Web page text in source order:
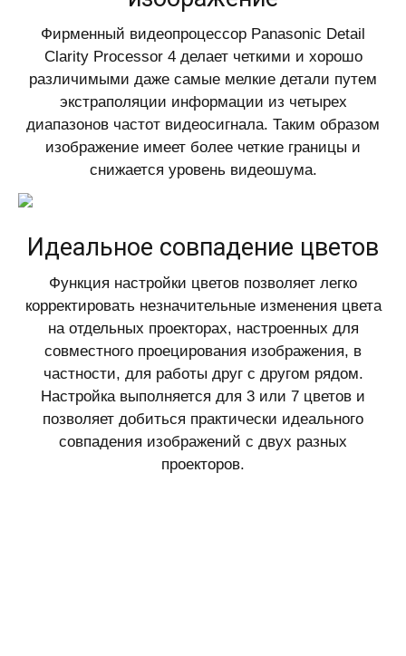
Фирменный видеопроцессор Panasonic Detail
Clarity Processor 4 делает четкими и хорошо
различимыми даже самые мелкие детали путем
экстраполяции информации из четырех
диапазонов частот видеосигнала. Таким образом
изображение имеет более четкие границы и
снижается уровень видеошума.
Идеальное совпадение цветов
Функция настройки цветов позволяет легко
корректировать незначительные изменения цвета
на отдельных проекторах, настроенных для
совместного проецирования изображения, в
частности, для работы друг с другом рядом.
Настройка выполняется для 3 или 7 цветов и
позволяет добиться практически идеального
совпадения изображений с двух разных
проекторов.